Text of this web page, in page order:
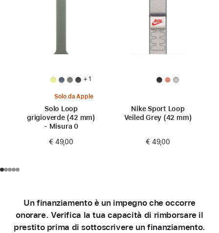
+ 1
Solo da Apple
Solo Loop
grigioverde (42 mm)
- Misura 0
€ 49,00
Nike Sport Loop
Veiled Grey (42 mm)
€ 49,00
Un finanziamento è un impegno che occorre
onorare. Verifica la tua capacità di rimborsare il
prestito prima di sottoscrivere un finanziamento.